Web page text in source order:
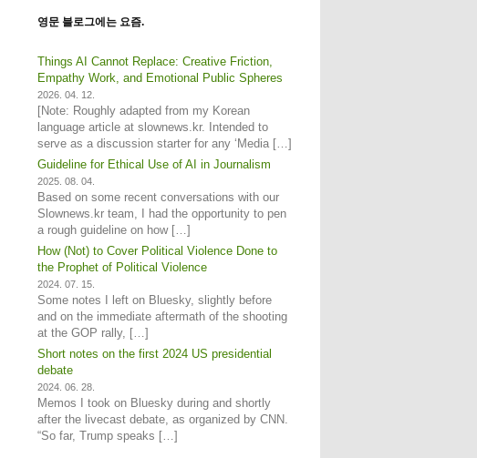
영문 블로그에는 요즘.
Things AI Cannot Replace: Creative Friction,
Empathy Work, and Emotional Public Spheres
2026. 04. 12.
[Note: Roughly adapted from my Korean
language article at slownews.kr. Intended to
serve as a discussion starter for any ‘Media […]
Guideline for Ethical Use of AI in Journalism
2025. 08. 04.
Based on some recent conversations with our
Slownews.kr team, I had the opportunity to pen
a rough guideline on how […]
How (Not) to Cover Political Violence Done to
the Prophet of Political Violence
2024. 07. 15.
Some notes I left on Bluesky, slightly before
and on the immediate aftermath of the shooting
at the GOP rally, […]
Short notes on the first 2024 US presidential
debate
2024. 06. 28.
Memos I took on Bluesky during and shortly
after the livecast debate, as organized by CNN.
“So far, Trump speaks […]